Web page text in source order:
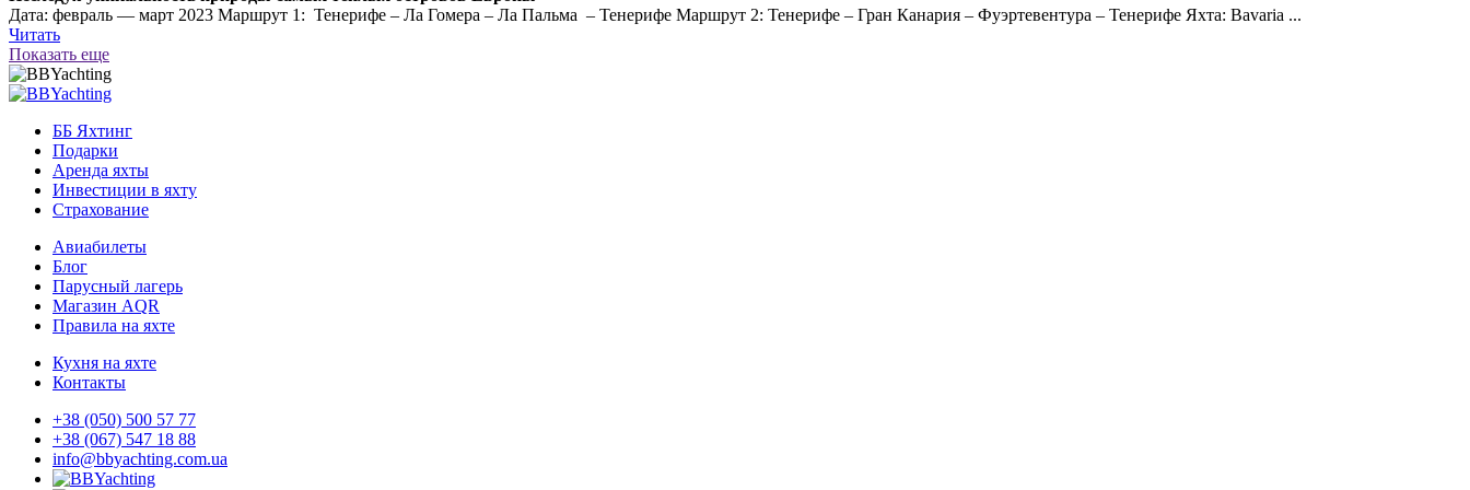
Дата: февраль — март 2023 Маршрут 1: Тенерифе – Ла Гомера – Ла Пальма – Тенерифе Маршрут 2: Тенерифе – Гран Канария – Фуэртевентура – Тенерифе Яхта: Bavaria ...
Читать
Показать еще
ББ Яхтинг
Подарки
Аренда яхты
Инвестиции в яхту
Страхование
Авиабилеты
Блог
Парусный лагерь
Магазин AQR
Правила на яхте
Кухня на яхте
Контакты
+38 (050) 500 57 77
+38 (067) 547 18 88
info@bbyachting.com.ua